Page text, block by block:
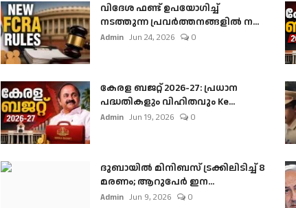
വിദേശ ഫണ്ട് ഉപയോഗിച്ച്
നടത്തുന്ന പ്രവർത്തനങ്ങളിൽ ന...
Admin Jun 24, 2026 0
കേരള ബജറ്റ് 2026-27: പ്രധാന
പദ്ധതികളും വിഹിതവും Ke...
Admin Jun 19, 2026 0
ദുബായിൽ മിനിബസ്​ ട്രക്കിലിടിച്ച് 8
മരണം; ആറുപേർ ഇന...
Admin Jun 9, 2026 0